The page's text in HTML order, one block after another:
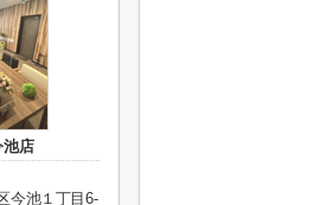
池店
今池１丁目6-